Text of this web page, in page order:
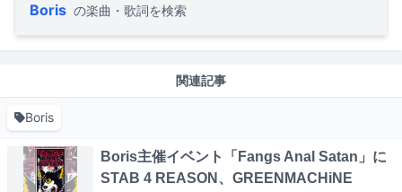
Boris の楽曲・歌詞を検索
関連記事
Boris
Boris主催イベント「Fangs Anal Satan」に
STAB 4 REASON、GREENMACHiNE